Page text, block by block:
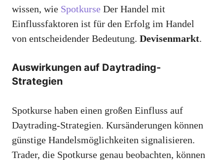
wissen, wie Spotkurse Der Handel mit
Einflussfaktoren ist für den Erfolg im Handel
von entscheidender Bedeutung. Devisenmarkt.
Auswirkungen auf Daytrading-
Strategien
Spotkurse haben einen großen Einfluss auf
Daytrading-Strategien. Kursänderungen können
günstige Handelsmöglichkeiten signalisieren.
Trader, die Spotkurse genau beobachten, können